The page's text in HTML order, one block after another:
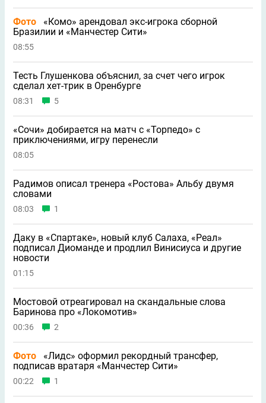
Фото
«Комо» арендовал экс-игрока сборной
Бразилии и «Манчестер Сити»
08:55
Тесть Глушенкова объяснил, за счет чего игрок
сделал хет-трик в Оренбурге
08:31 5
«Сочи» добирается на матч с «Торпедо» с
приключениями, игру перенесли
08:05
Радимов описал тренера «Ростова» Альбу двумя
словами
08:03 1
Даку в «Спартаке», новый клуб Салаха, «Реал»
подписал Диоманде и продлил Винисиуса и другие
новости
01:15
Мостовой отреагировал на скандальные слова
Баринова про «Локомотив»
00:36 2
Фото
«Лидс» оформил рекордный трансфер,
подписав вратаря «Манчестер Сити»
00:22 1